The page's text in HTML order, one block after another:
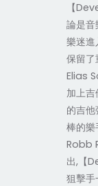
【
論是音
樂迷進
保留了
Elias
加上
的吉
棒的樂
Robb
出,【
狙擊手